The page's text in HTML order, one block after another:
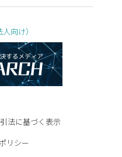
人向け）
法に基づく表示
リシー